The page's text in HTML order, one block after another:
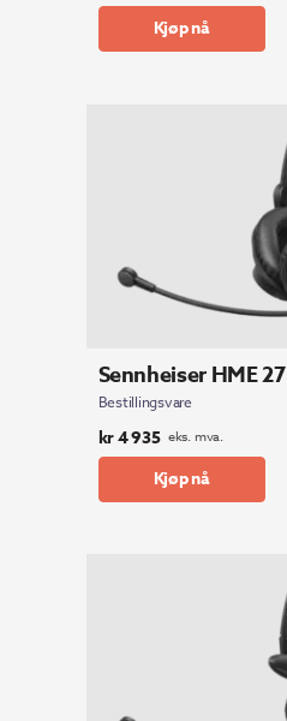
Kjøp nå
Sennheiser HME 27
Bestillingsvare
kr4 935 eks. mva.
Kjøp nå